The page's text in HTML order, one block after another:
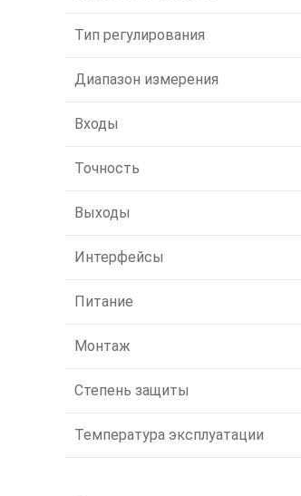
Тип регулирования
Диапазон измерения
Входы
Точность
Выходы
Интерфейсы
Питание
Монтаж
Степень защиты
Температура эксплуатации